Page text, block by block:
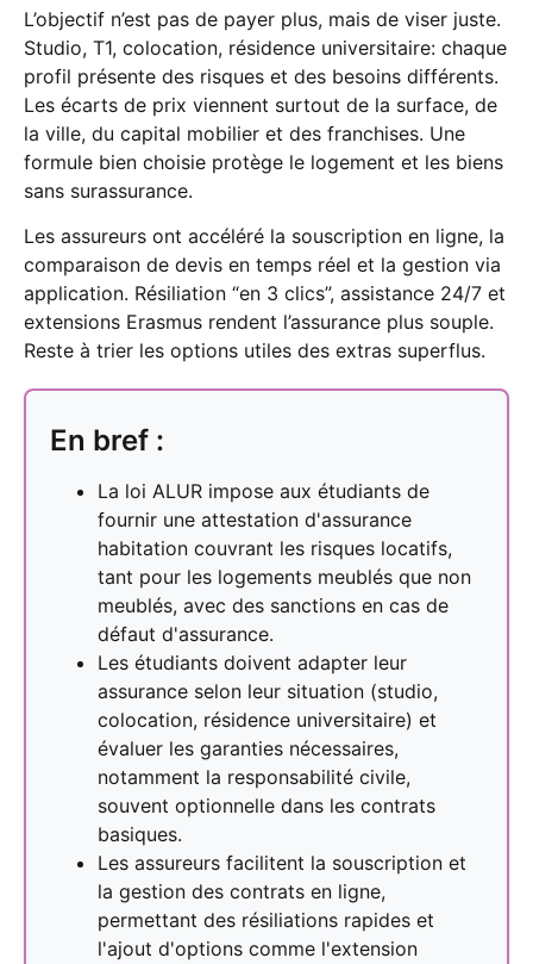
L’objectif n’est pas de payer plus, mais de viser juste.
Studio, T1, colocation, résidence universitaire: chaque
profil présente des risques et des besoins différents.
Les écarts de prix viennent surtout de la surface, de
la ville, du capital mobilier et des franchises. Une
formule bien choisie protège le logement et les biens
sans surassurance.
Les assureurs ont accéléré la souscription en ligne, la
comparaison de devis en temps réel et la gestion via
application. Résiliation “en 3 clics”, assistance 24/7 et
extensions Erasmus rendent l’assurance plus souple.
Reste à trier les options utiles des extras superflus.
En bref :
La loi ALUR impose aux étudiants de
fournir une attestation d'assurance
habitation couvrant les risques locatifs,
tant pour les logements meublés que non
meublés, avec des sanctions en cas de
défaut d'assurance.
Les étudiants doivent adapter leur
assurance selon leur situation (studio,
colocation, résidence universitaire) et
évaluer les garanties nécessaires,
notamment la responsabilité civile,
souvent optionnelle dans les contrats
basiques.
Les assureurs facilitent la souscription et
la gestion des contrats en ligne,
permettant des résiliations rapides et
l'ajout d'options comme l'extension